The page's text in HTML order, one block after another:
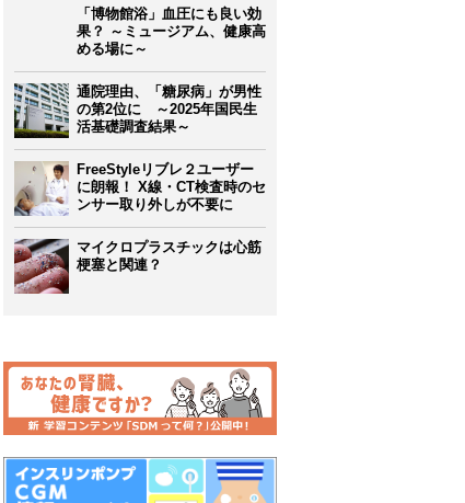
「博物館浴」血圧にも良い効
果？ ～ミュージアム、健康高
める場に～
通院理由、「糖尿病」が男性
の第2位に ～2025年国民生
活基礎調査結果～
FreeStyleリブレ２ユーザー
に朗報！ X線・CT検査時のセ
ンサー取り外しが不要に
マイクロプラスチックは心筋
梗塞と関連？